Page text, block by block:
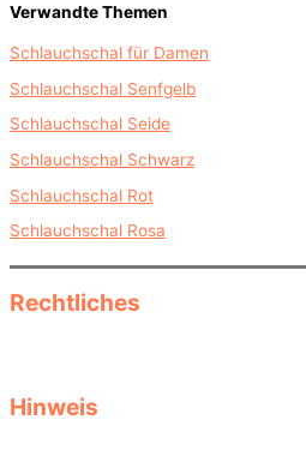
Verwandte Themen
Schlauchschal für Damen
Schlauchschal Senfgelb
Schlauchschal Seide
Schlauchschal Schwarz
Schlauchschal Rot
Schlauchschal Rosa
Rechtliches
Hinweis